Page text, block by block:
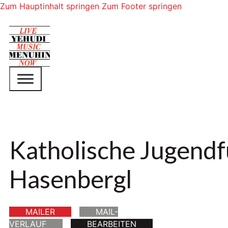
Zum Hauptinhalt springen Zum Footer springen
Katholische
Hasenbergl
MAILER
MAIL-
VERLAUF
BEARBEITEN